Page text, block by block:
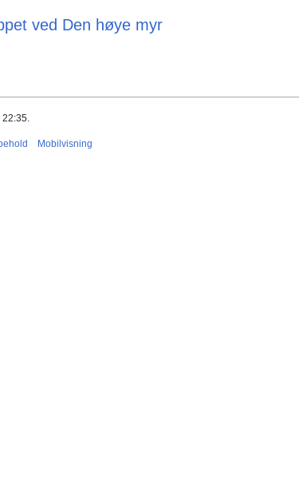
ved Den høye myr
22:35.
Mobilvisning